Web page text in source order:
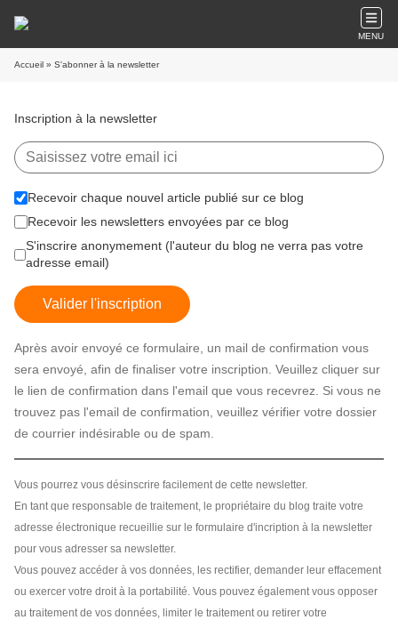
MENU
Accueil » S'abonner à la newsletter
Inscription à la newsletter
Recevoir chaque nouvel article publié sur ce blog
Recevoir les newsletters envoyées par ce blog
S'inscrire anonymement (l'auteur du blog ne verra pas votre
adresse email)
Valider l'inscription
Après avoir envoyé ce formulaire, un mail de confirmation vous
sera envoyé, afin de finaliser votre inscription. Veuillez cliquer sur
le lien de confirmation dans l'email que vous recevrez. Si vous ne
trouvez pas l'email de confirmation, veuillez vérifier votre dossier
de courrier indésirable ou de spam.
Vous pourrez vous désinscrire facilement de cette newsletter.
En tant que responsable de traitement, le propriétaire du blog traite votre
adresse électronique recueillie sur le formulaire d'incription à la newsletter
pour vous adresser sa newsletter.
Vous pouvez accéder à vos données, les rectifier, demander leur effacement
ou exercer votre droit à la portabilité. Vous pouvez également vous opposer
au traitement de vos données, limiter le traitement ou retirer votre